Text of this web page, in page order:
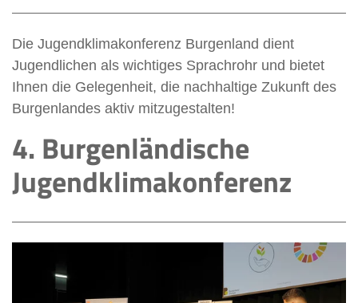
Die Jugendklimakonferenz Burgenland dient
Jugendlichen als wichtiges Sprachrohr und bietet
Ihnen die Gelegenheit, die nachhaltige Zukunft des
Burgenlandes aktiv mitzugestalten!
4. Burgenländische
Jugendklimakonferenz